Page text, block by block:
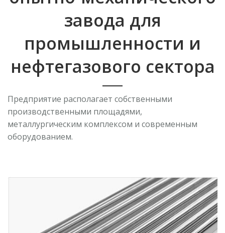
завода для
промышленности и
нефтегазового сектора
Предприятие располагает собственными
производственными площадями,
металлургическим комплексом и современным
оборудованием.